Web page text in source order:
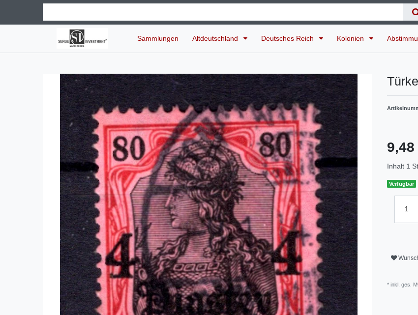
Sammlungen Altdeutschland Deutsches Reich Kolonien
9,48
Inhalt 1
Verfügbar
* inkl. ges.